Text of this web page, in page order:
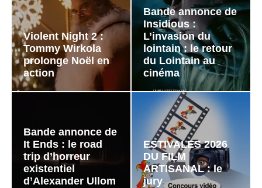
Violent Night 2 :
Tommy Wirkola
prolonge Noël en
action
Bande annonce de
Insidious :
L’invasion du
lointain : le retour
du Lointain au
cinéma
Bande annonce de
It Ends : le road
trip d’horreur
existentiel
d’Alexander Ullom
ESTIVALES 2026
DU FILM
ARTISANAL : le
jury